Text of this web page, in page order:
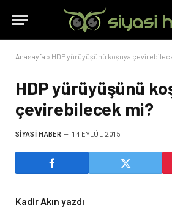
Anasayfa » HDP yürüyüşünü koşuya
HDP yürüyüşünü
çevirebilecek mi?
SIYASI HABER 14 EYLÜL 2015
Kadir Akın yazdı